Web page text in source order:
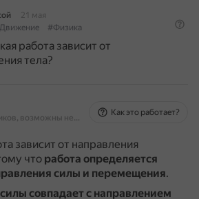
21 мая
#Физика
работа зависит от
тела?
На основе источников, возможны неточности
Как это работает?
зависит от направления
что работа определяется
силы и перемещения.
совпадает с направлением